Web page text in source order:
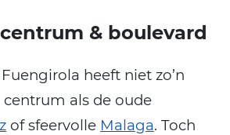
& boulevard
heeft niet zo’n
als de oude
of sfeervolle Malaga. Toch